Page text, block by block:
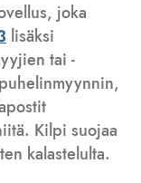
joka
lisäksi
tai -
Kilpi suojaa
kalastelulta.